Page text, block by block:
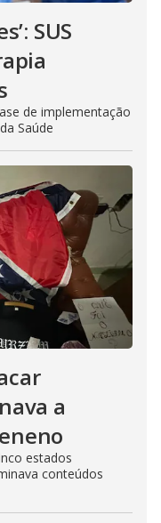
SUS
de implementação
Saúde
a
estados
conteúdos